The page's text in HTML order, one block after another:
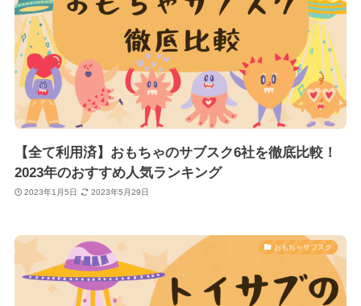
【全て利用済】おもちゃのサブスク6社を徹底比較！
2023年のおすすめ人気ランキング
2023年1月5日 2023年5月29日
おもちゃサブスク